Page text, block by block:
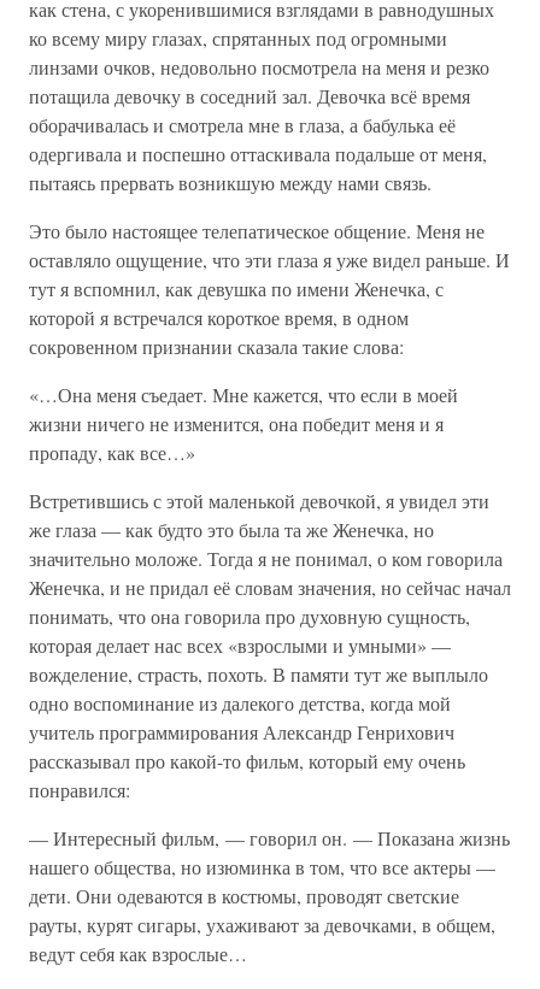
как стена, с укоренившимися взглядами в равнодушных
ко всему миру глазах, спрятанных под огромными
линзами очков, недовольно посмотрела на меня и резко
потащила девочку в соседний зал. Девочка всё время
оборачивалась и смотрела мне в глаза, а бабулька её
одергивала и поспешно оттаскивала подальше от меня,
пытаясь прервать возникшую между нами связь.
Это было настоящее телепатическое общение. Меня не
оставляло ощущение, что эти глаза я уже видел раньше. И
тут я вспомнил, как девушка по имени Женечка, с
которой я встречался короткое время, в одном
сокровенном признании сказала такие слова:
«…Она меня съедает. Мне кажется, что если в моей
жизни ничего не изменится, она победит меня и я
пропаду, как все…»
Встретившись с этой маленькой девочкой, я увидел эти
же глаза — как будто это была та же Женечка, но
значительно моложе. Тогда я не понимал, о ком говорила
Женечка, и не придал её словам значения, но сейчас начал
понимать, что она говорила про духовную сущность,
которая делает нас всех «взрослыми и умными» —
вожделение, страсть, похоть. В памяти тут же выплыло
одно воспоминание из далекого детства, когда мой
учитель программирования Александр Генрихович
рассказывал про какой-то фильм, который ему очень
понравился:
— Интересный фильм, — говорил он. — Показана жизнь
нашего общества, но изюминка в том, что все актеры —
дети. Они одеваются в костюмы, проводят светские
рауты, курят сигары, ухаживают за девочками, в общем,
ведут себя как взрослые…